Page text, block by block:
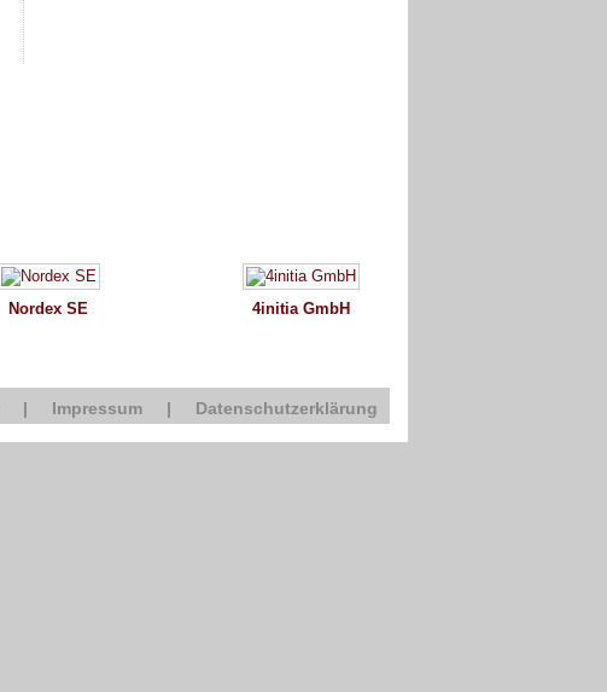
Nordex SE 4initia GmbH
| Impressum | Datenschutzerklärung